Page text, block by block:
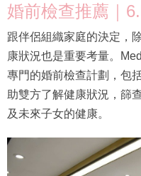
婚前檢查推薦｜
跟伴侶組織家庭的決定，
康狀況也是重要考量。
專門的婚前檢查計劃，包
助雙方了解健康狀況，篩
及未來子女的健康。